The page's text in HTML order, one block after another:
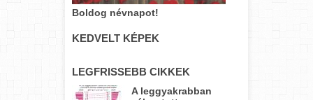
Boldog névnapot!
KEDVELT KÉPEK
LEGFRISSEBB CIKKEK
A leggyakrabban